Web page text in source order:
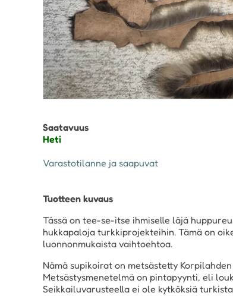
Saatavuus
Heti
Varastotilanne ja saapuvat
Tuotteen kuvaus
Tässä on tee-se-itse ihmiselle läjä
hukkapaloja turkkiprojekteihin. Tämä on
luonnonmukaista vaihtoehtoa.
Nämä supikoirat on metsästetty
Metsästysmenetelmä on pintapyynti, eli
Seikkailuvarusteella ei ole kytköksiä